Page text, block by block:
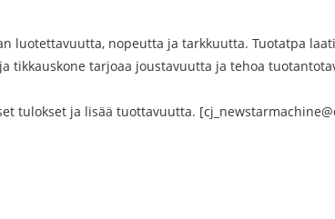
luotettavuutta, nopeutta ja tarkkuutta. Tuotatpa
tikkauskone tarjoaa joustavuutta ja tehoa
tulokset ja lisää tuottavuutta.